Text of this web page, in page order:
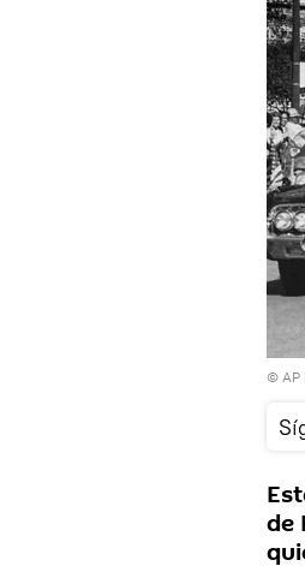
© AP
de